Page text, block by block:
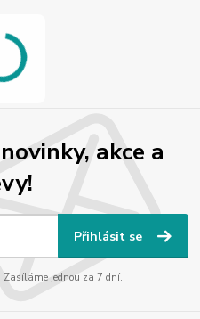
akce a
Přihlásit se
Zasíláme jednou za 7 dní.